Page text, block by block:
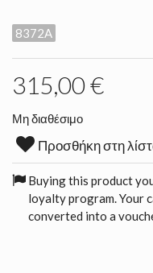
8372A
315,00 €
Μη διαθέσιμο
Προσθήκη στη
Buying this product
loyalty program. Your
converted into a